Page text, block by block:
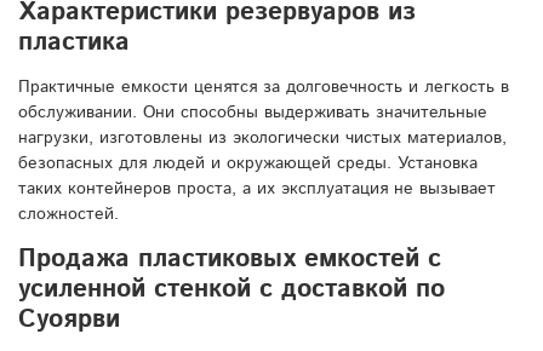
Характеристики резервуаров из
пластика
Практичные емкости ценятся за долговечность и легкость в
обслуживании. Они способны выдерживать значительные
нагрузки, изготовлены из экологически чистых материалов,
безопасных для людей и окружающей среды. Установка
таких контейнеров проста, а их эксплуатация не вызывает
сложностей.
Продажа пластиковых емкостей с
усиленной стенкой с доставкой по
Суоярви